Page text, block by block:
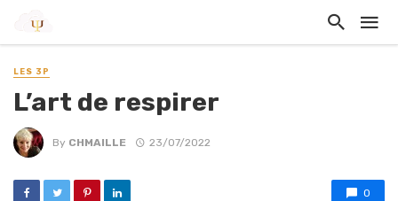
LES 3P
L’art de respirer
By CHMAILLE 23/07/2022
0